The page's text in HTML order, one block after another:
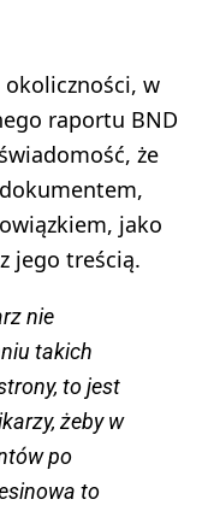
w
raportu BND
że
jako
jego treścią.
nie
takich
to jest
żeby w
po
to